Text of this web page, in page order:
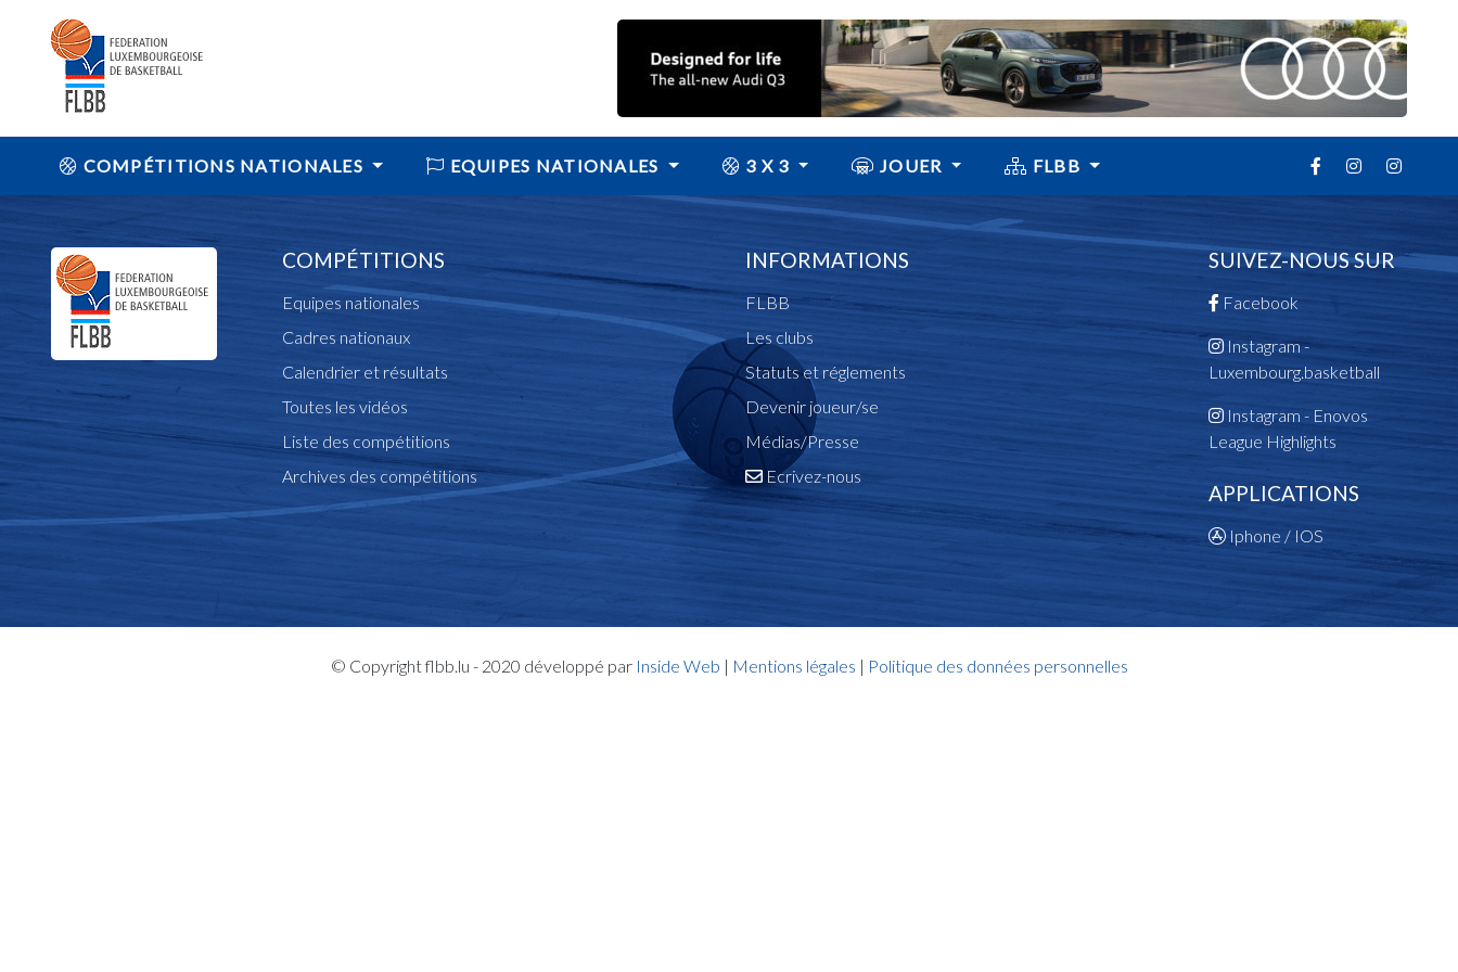
COMPÉTITIONS NATIONALES EQUIPES NATIONALES 3 X 3 JOUER FLBB
COMPÉTITIONS
Equipes nationales
Cadres nationaux
Calendrier et résultats
Toutes les vidéos
Liste des compétitions
Archives des compétitions
INFORMATIONS
FLBB
Les clubs
Statuts et réglements
Devenir joueur/se
Médias/Presse
Ecrivez-nous
SUIVEZ-NOUS SUR
Facebook
Instagram -
Luxembourg.basketball
Instagram - Enovos
League Highlights
APPLICATIONS
Iphone / IOS
© Copyright flbb.lu - 2020 développé par Inside Web | Mentions légales | Politique des données personnelles